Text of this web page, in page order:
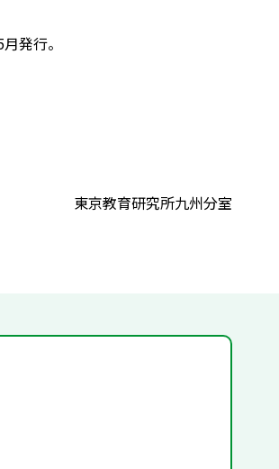
発行。
東京教育研究所九州分室